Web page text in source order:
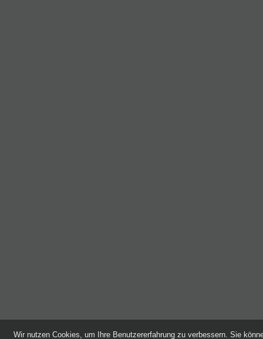
Wir nutzen Cookies, um Ihre Benutzererfahrung zu verbessern. Sie